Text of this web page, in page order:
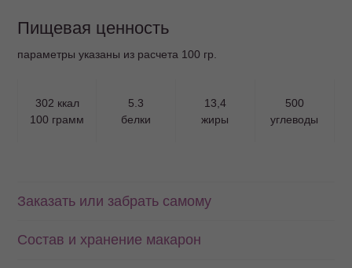
Пищевая ценность
параметры указаны из расчета 100 гр.
302 ккал
100 грамм
5.3
белки
13,4
жиры
500
углеводы
Заказать или забрать самому
Состав и хранение макарон